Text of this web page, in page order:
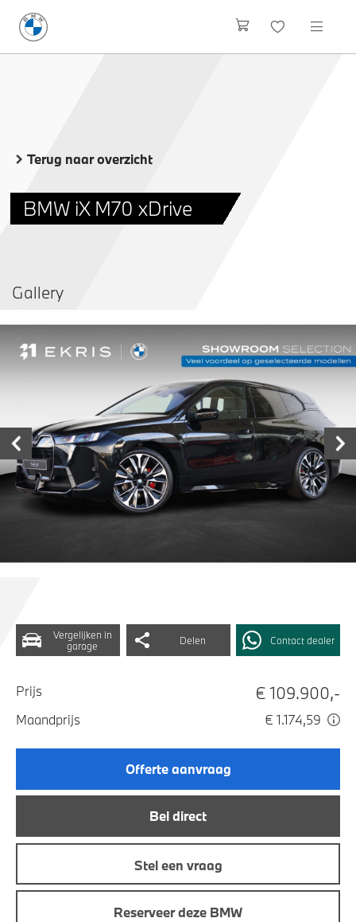
Terug naar overzicht
BMW iX M70 xDrive
Vergelijken in
garage
Delen Contact dealer
Prijs € 109.900,-
Maandprijs € 1.174,59
Offerte aanvraag
Bel direct
Stel een vraag
Reserveer deze BMW
Gallery